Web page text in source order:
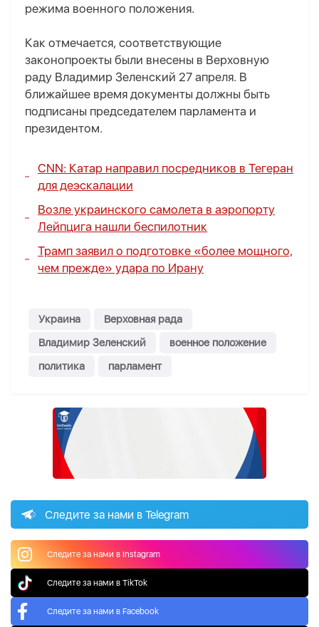
режима военного положения.
Как отмечается, соответствующие
законопроекты были внесены в Верховную
раду Владимир Зеленский 27 апреля. В
ближайшее время документы должны быть
подписаны председателем парламента и
президентом.
CNN: Катар направил посредников в Тегеран
для деэскалации
Возле украинского самолета в аэропорту
Лейпцига нашли беспилотник
Трамп заявил о подготовке «более мощного,
чем прежде» удара по Ирану
Украина
Верховная рада
Владимир Зеленский
военное положение
политика
парламент
Следите за нами в Telegram
Следите за нами в Instagram
Следите за нами в TikTok
Следите за нами в Facebook